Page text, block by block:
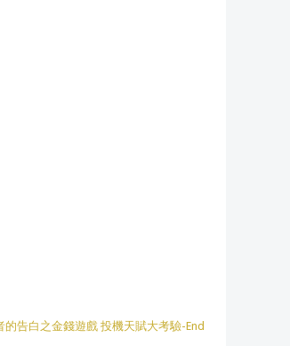
的告白之金錢遊戲 投機天賦大考驗-End